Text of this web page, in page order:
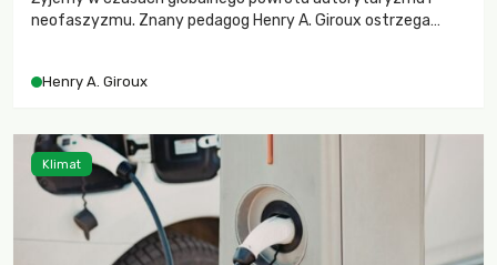
neofaszyzmu. Znany pedagog Henry A. Giroux ostrzega
wychowają świadomych obywateli?
Henry A. Giroux
Klimat